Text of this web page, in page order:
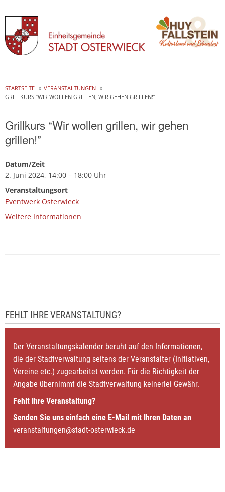
to
content
STARTSEITE
VERANSTALTUNGEN
GRILLKURS “WIR WOLLEN GRILLEN, WIR GEHEN GRILLEN!”
Grillkurs “Wir wollen grillen, wir gehen
grillen!”
Datum/Zeit
2. Juni 2024, 14:00 – 18:00 Uhr
Veranstaltungsort
Eventwerk Osterwieck
Weitere Informationen
FEHLT IHRE VERANSTALTUNG?
Der Veranstaltungskalender beruht auf den Informationen,
die der Stadtverwaltung seitens der Veranstalter (Initiativen,
Vereine etc.) zugearbeitet werden. Für die Richtigkeit der
Angabe übernimmt die Stadtverwaltung keinerlei Gewähr.
Fehlt Ihre Veranstaltung?
Senden Sie uns einfach eine E-Mail mit Ihren Daten an
veranstaltungen@stadt-osterwieck.de